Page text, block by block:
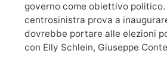
governo come obiettivo politico.
centrosinistra prova a
dovrebbe portare alle elezioni
con Elly Schlein, Giuseppe